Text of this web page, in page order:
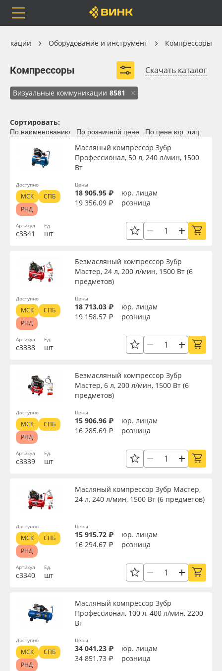
Каталог
Orafol
Бренды
Оплата
Сервис
Компания
Контакты
Блог
Избранное
8 800 550 7888
Москва
Весь каталог
Рулонные материалы
Самоклеящиеся плёнки
Чернила
Клей, скотчи и крепёж
Профильные системы
Сублимация и термотрансфер
Светотехника
Упаковочные материалы
Оборудование и инструмент
Новинки ассортимента
Oracal 641
Плёнка монтажная Oratape
ПЭТ листовой
ПЭТ бэклит
Баннер
Заготовки для сувениров
Оборудование и инструмент Компрессоры
Компрессоры Скачать каталог
Визуальные коммуникации 8581
Оборудование и инструмент
Безмасляные Масляные Ременные
Ширина, мм
Длина, мм
Мощность, Вт
Производитель
Доступность
Применить
Сбросить фильтр
Сортировать:
По наименованию По розничной цене По цене юр. лиц
Артикул
с3341
Масляный компрессор Зубр
Профессионал, 50 л, 240 л/мин, 1500
Вт
Ед.
шт
Цены
18 905.95 ₽
юр. лицам
19 356.09 ₽
розница
Доступно
МСК
СПБ
РНД
Артикул
с3338
Безмасляный компрессор Зубр
Мастер, 24 л, 200 л/мин, 1500 Вт (6
предметов)
Ед.
шт
Цены
18 713.03 ₽
юр. лицам
19 158.57 ₽
розница
Доступно
МСК
СПБ
РНД
Артикул
с3339
Безмасляный компрессор Зубр
Мастер, 6 л, 200 л/мин, 1500 Вт (6
предметов)
Ед.
шт
Цены
15 906.96 ₽
юр. лицам
16 285.69 ₽
розница
Доступно
МСК
СПБ
РНД
Артикул
с3340
Масляный компрессор Зубр Мастер,
24 л, 240 л/мин, 1500 Вт (6 предметов)
Ед.
шт
Цены
15 915.72 ₽
юр. лицам
16 294.67 ₽
розница
Доступно
МСК
СПБ
РНД
Масляный компрессор Зубр
Профессионал, 100 л, 400 л/мин, 2200
Вт
Цены
34 041.23 ₽
юр. лицам
34 851.73 ₽
розница
Доступно
МСК
СПБ
РНД